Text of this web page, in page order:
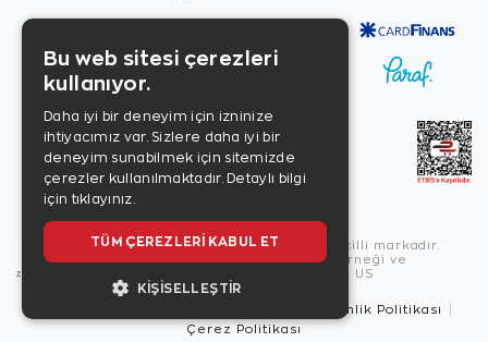
Copyright © 2026, Zen Diamond tescilli markadır.
Zen Diamond Birleşmiş Markalar Derneği ve
Turquality Destek Programı üyesidir. US
Güvenlik Politikası
Çerez Politikası
Bu web sitesi çerezleri
kullanıyor.
Daha iyi bir deneyim için izninize
ihtiyacımız var. Sizlere daha iyi bir
deneyim sunabilmek için sitemizde
çerezler kullanılmaktadır. Detaylı bilgi
için tıklayınız.
TÜM ÇEREZLERI KABUL ET
KIŞISELLEŞTIR